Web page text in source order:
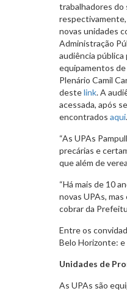
trabalhadores do
respectivamente,
novas unidades
Administração
audiência
equipamentos de
Plenário Camil
destelink. A
acessada, após
encontrados aqui.
“As UPAs
precárias e
que além de
“Há mais de 10
novas UPAs,
cobrar da
Entre os
Belo Horizonte:
Unidades de
As UPAs são